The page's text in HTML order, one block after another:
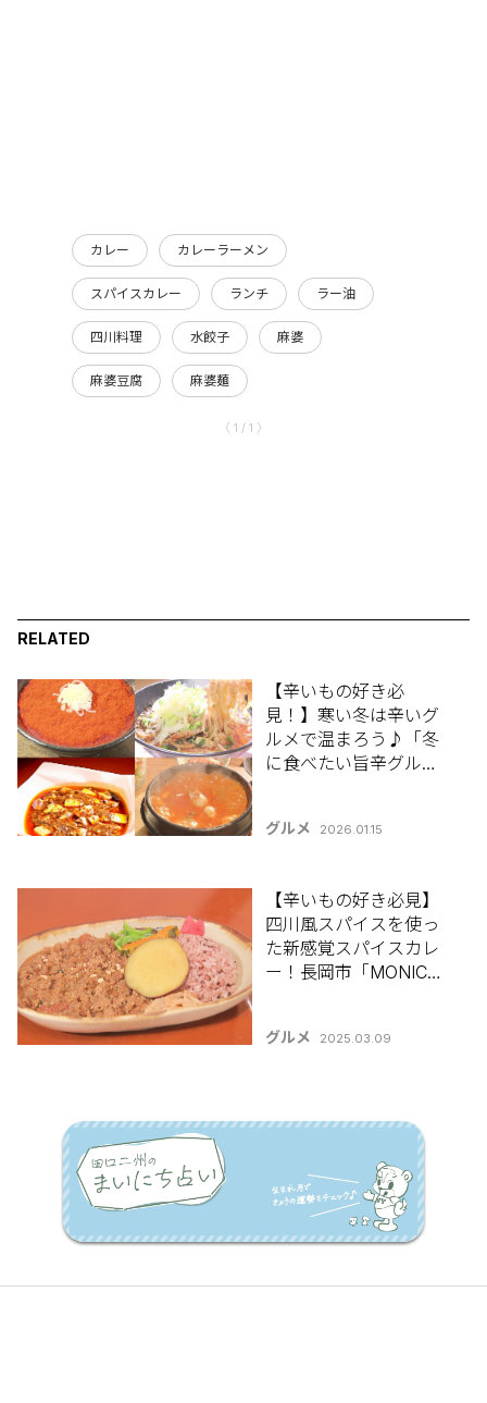
カレー カレーラーメン
スパイスカレー ランチ ラー油
四川料理 水餃子 麻婆
麻婆豆腐 麻婆麺
〈 1 / 1 〉
RELATED
【辛いもの好き必
見！】寒い冬は辛いグ
ルメで温まろう♪「冬
に食べたい旨辛グルメ4
グルメ 2026.01.15
【辛いもの好き必見】
四川風スパイスを使っ
た新感覚スパイスカレ
ー！長岡市「MONICO
グルメ 2025.03.09